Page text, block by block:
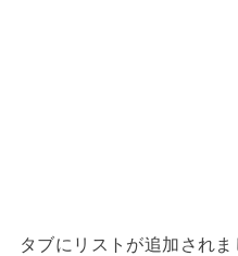
タブにリストが追加されま